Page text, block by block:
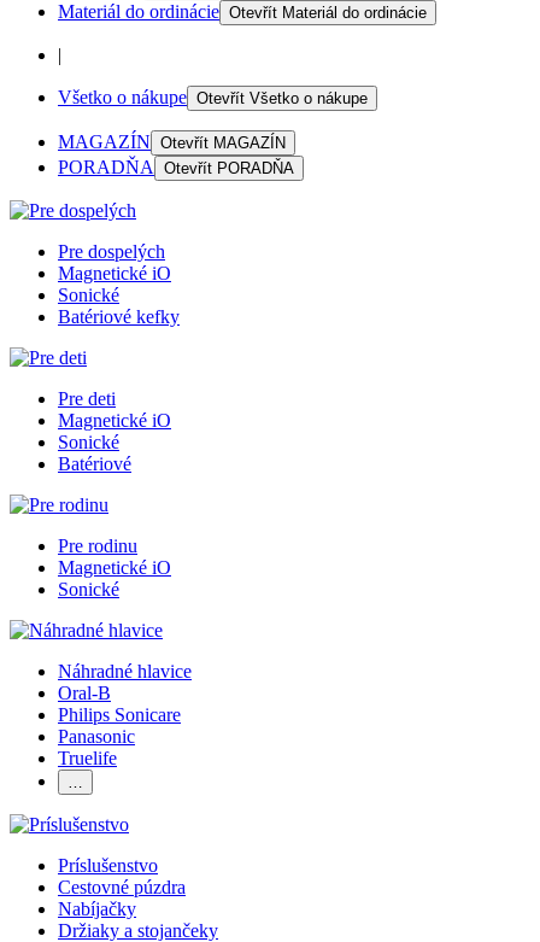
Materiál do ordinácie Otevřít Materiál do ordinácie
|
Všetko o nákupe Otevřít Všetko o nákupe
MAGAZÍN Otevřít MAGAZÍN
PORADŇA Otevřít PORADŇA
Pre dospelých
Magnetické iO
Sonické
Batériové kefky
Pre deti
Magnetické iO
Sonické
Batériové
Pre rodinu
Magnetické iO
Sonické
Náhradné hlavice
Oral-B
Philips Sonicare
Panasonic
Truelife
…
Príslušenstvo
Cestovné púzdra
Nabíjačky
Držiaky a stojančeky